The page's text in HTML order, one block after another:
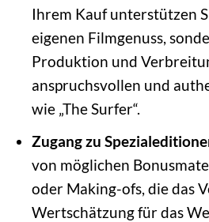
Ihrem Kauf unterstützen
eigenen Filmgenuss,
Produktion und
anspruchsvollen und
wie „The Surfer“.
Zugang zu
von möglichen
oder Making-ofs, die das
Wertschätzung für das